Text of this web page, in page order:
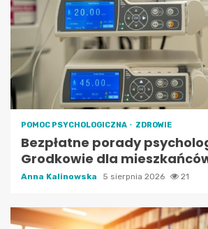
POMOC PSYCHOLOGICZNA ZDROWIE
Bezpłatne porady
Grodkowie dla
Anna Kalinowska 5 sierpnia 2026 21